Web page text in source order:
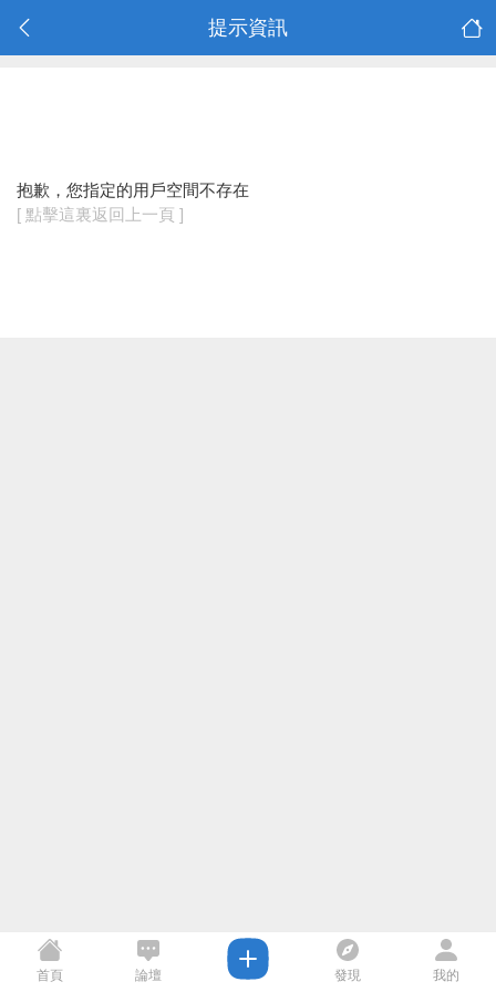
提示資訊
抱歉，您指定的用戶空間不存在
[ 點擊這裏返回上一頁 ]
首頁 論壇 發現 我的